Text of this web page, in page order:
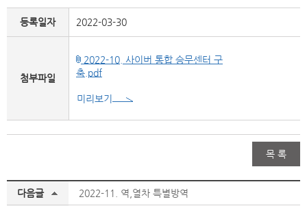
등록일자 2022-03-30
첨부파일
2022-10. 사이버 통합 승무센터 구
축.pdf
미리보기
목 록
다음글 2022-11. 역,열차 특별방역